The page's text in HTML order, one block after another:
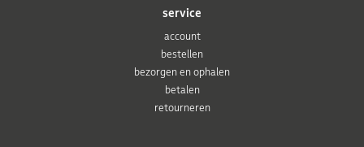
service
account
bestellen
bezorgen en ophalen
betalen
retourneren